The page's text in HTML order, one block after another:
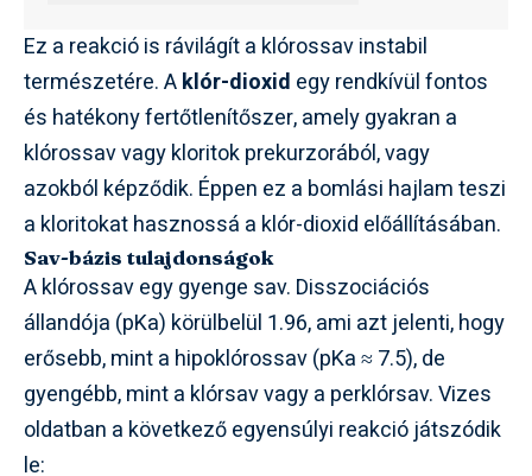
Ez a reakció is rávilágít a klórossav instabil
természetére. Aklór-dioxid egy rendkívül fontos
és hatékony fertőtlenítőszer, amely gyakran a
klórossav vagy kloritok prekurzorából, vagy
azokból képződik. Éppen ez a bomlási hajlam teszi
a kloritokat hasznossá a klór-dioxid előállításában.
Sav-bázis tulajdonságok
A klórossav egy gyenge sav. Disszociációs
állandója (pKa) körülbelül 1.96, ami azt jelenti, hogy
erősebb, mint a hipoklórossav (pKa ≈ 7.5), de
gyengébb, mint a klórsav vagy a perklórsav. Vizes
oldatban a következő egyensúlyi reakció játszódik
le: